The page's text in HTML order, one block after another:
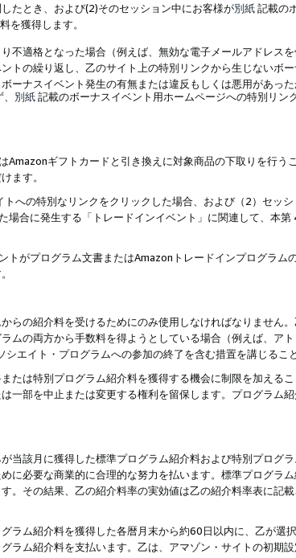
たとき、および(2)そのセッション中にお客様が別紙記載の
を獲得します。
不適格となった場合（例えば、無効な電子メールアドレス
トの繰り返し、乙のサイト上の特別リンクから生じないボ
ーナスイベント発生の有無または違反もしくは悪用があった
別紙記載のボーナスイベント用ホームページへの特別リ
Amazonギフトカードと引き換えに対象商品の下取りを行
ます。
への特別なリンクをクリックした場合、および（2）セッ
場合に発生する「トレードインイベント」に関連して、本
トがプログラム文書またはAmazonトレードインプログラ
らの紹介料を受けるためにのみ使用しなければなりません
ムの両方から手数料を得ようとしている場合（例えば、ア
エイト・プログラムへの参加の終了を含む措置を講じるこ
たは特別プログラム紹介料を獲得する機会に制限を加える
一部を中止または変更する権利を留保します。プログラム紹
当該月に獲得した標準プログラム紹介料および特別プログ
に必要な商業的に合理的な努力を払います。標準プログラ
。その結果、乙の紹介料率の実効値は乙の紹介料率表に記
ラム紹介料を獲得した各暦月末から約60日以内に、乙が選
ラム紹介料を支払います。乙は、アマゾン・サイトの初期